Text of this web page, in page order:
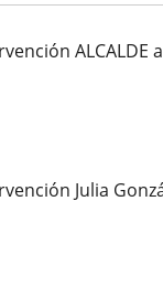
ALCALDE
Julia